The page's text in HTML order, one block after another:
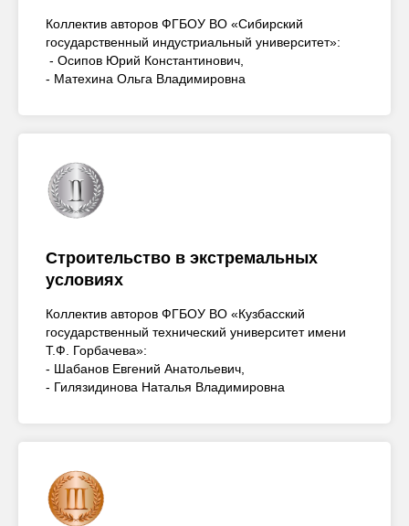
Коллектив авторов ФГБОУ ВО «Сибирский
государственный индустриальный университет»:
- Осипов Юрий Константинович,
- Матехина Ольга Владимировна
Строительство в экстремальных
условиях
Коллектив авторов ФГБОУ ВО «Кузбасский
государственный технический университет имени
Т.Ф. Горбачева»:
- Шабанов Евгений Анатольевич,
- Гилязидинова Наталья Владимировна